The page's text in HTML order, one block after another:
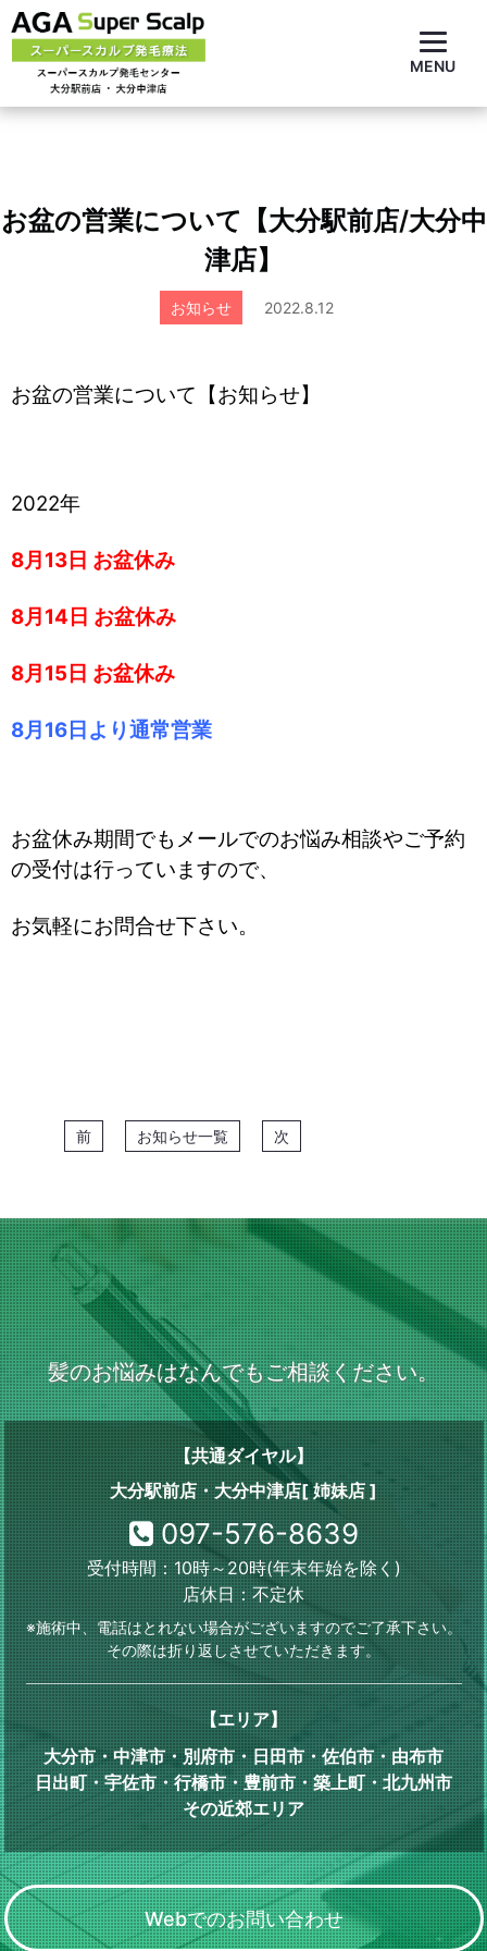
お盆の営業について【大分駅前店/大分中
津店】
お知らせ 2022.8.12
お盆の営業について【お知らせ】
2022年
8月13日 お盆休み
8月14日 お盆休み
8月15日 お盆休み
8月16日より通常営業
お盆休み期間でもメールでのお悩み相談やご予約
の受付は行っていますので、
お気軽にお問合せ下さい。
前 お知らせ一覧 次
髪のお悩みはなんでもご相談ください。
【共通ダイヤル】
大分駅前店・大分中津店[ 姉妹店 ]
097-576-8639
受付時間：10時～20時(年末年始を除く)
店休日：不定休
※施術中、電話はとれない場合がございますのでご了承下さい。
その際は折り返しさせていただきます。
【エリア】
大分市・中津市・別府市・日田市・佐伯市・由布市
日出町・宇佐市・行橋市・豊前市・築上町・北九州市
その近郊エリア
Webでのお問い合わせ
MENU